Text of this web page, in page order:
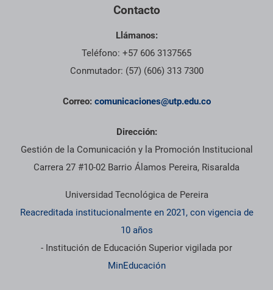
Contacto
Llámanos:
Teléfono: +57 606 3137565
Conmutador: (57) (606) 313 7300
Correo: comunicaciones@utp.edu.co
Dirección:
Gestión de la Comunicación y la Promoción Institucional
Carrera 27 #10-02 Barrio Álamos Pereira, Risaralda
Universidad Tecnológica de Pereira
Reacreditada institucionalmente en 2021, con vigencia de
10 años
- Institución de Educación Superior vigilada por
MinEducación